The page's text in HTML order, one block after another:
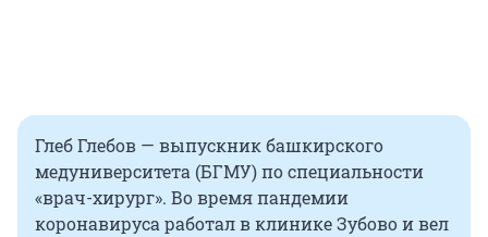
Глеб Глебов — выпускник башкирского
медуниверситета (БГМУ) по специальности
«врач-хирург». Во время пандемии
коронавируса работал в клинике Зубово и вел